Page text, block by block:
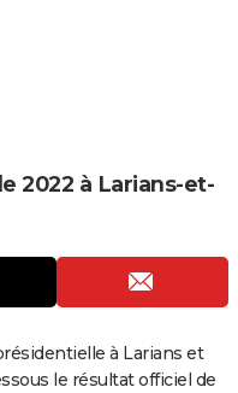
2022 à Larians-et-
à Larians et
le résultat officiel de